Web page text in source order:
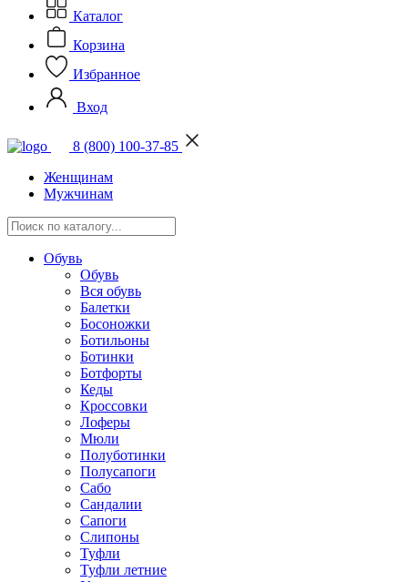
Каталог
Корзина
Избранное
Вход
8 (800) 100-37-85
Женщинам
Мужчинам
Обувь
Обувь
Вся обувь
Балетки
Босоножки
Ботильоны
Ботинки
Ботфорты
Кеды
Кроссовки
Лоферы
Мюли
Полуботинки
Полусапоги
Сабо
Сандалии
Сапоги
Слипоны
Туфли
Туфли летние